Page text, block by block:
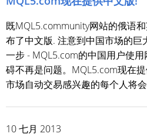
既MQL5.community网站的俄语
布了中文版. 注意到中国市场的
一步 - MQL5.com的中国用户使
碍不再是问题。MQL5.com现在
市场自动交易感兴趣的每个人将
10 七月 2013